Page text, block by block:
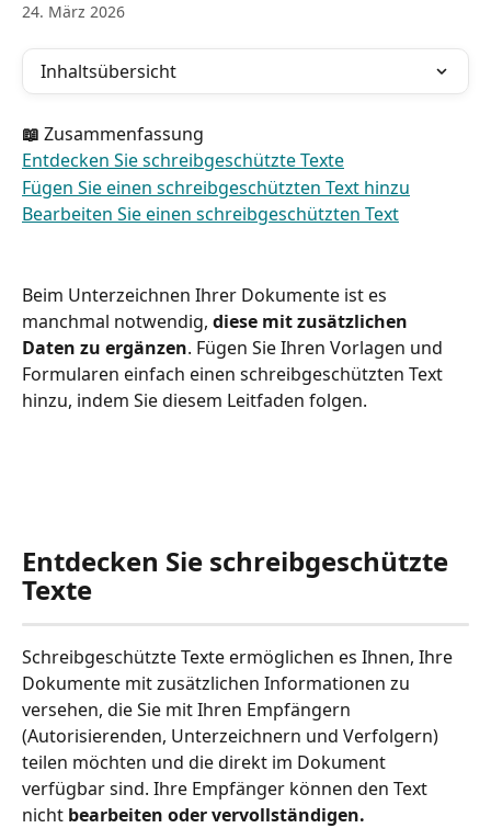
24. März 2026
Inhaltsübersicht
📖 Zusammenfassung
Entdecken Sie schreibgeschützte Texte
Fügen Sie einen schreibgeschützten Text hinzu
Bearbeiten Sie einen schreibgeschützten Text
Beim Unterzeichnen Ihrer Dokumente ist es
manchmal notwendig, diese mit zusätzlichen
Daten zu ergänzen. Fügen Sie Ihren Vorlagen und
Formularen einfach einen schreibgeschützten Text
hinzu, indem Sie diesem Leitfaden folgen.
Entdecken Sie schreibgeschützte
Texte
Schreibgeschützte Texte ermöglichen es Ihnen, Ihre
Dokumente mit zusätzlichen Informationen zu
versehen, die Sie mit Ihren Empfängern
(Autorisierenden, Unterzeichnern und Verfolgern)
teilen möchten und die direkt im Dokument
verfügbar sind. Ihre Empfänger können den Text
nicht bearbeiten oder vervollständigen.